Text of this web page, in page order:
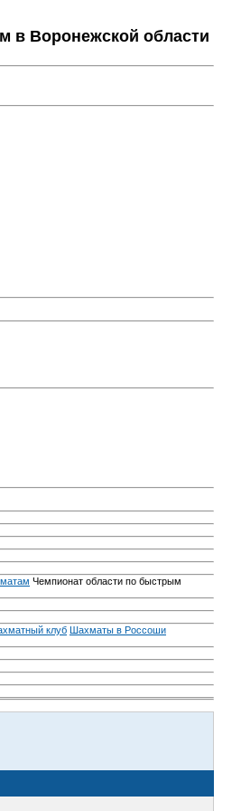
в Воронежской области
Чемпионат области по быстрым
клуб Шахматы в Россоши